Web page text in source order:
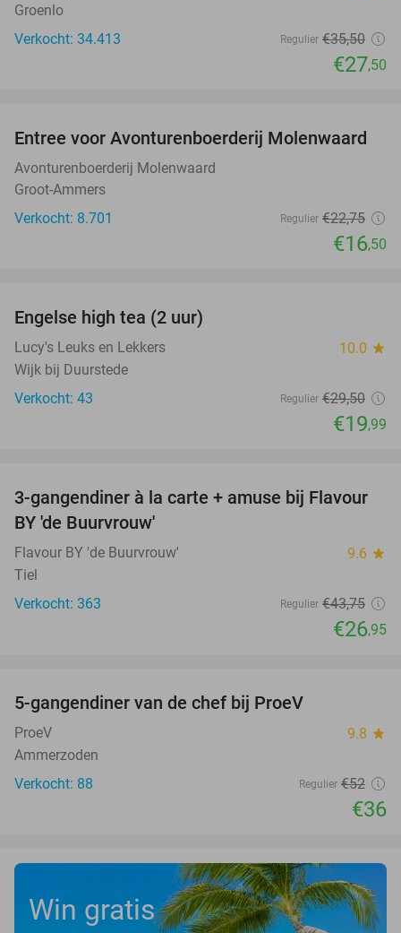
Groenlo
Verkocht: 34.413
Regulier €35,50
€27,50
27%
Entree voor Avonturenboerderij Molenwaard
Avonturenboerderij Molenwaard
Groot-Ammers
Verkocht: 8.701
Regulier €22,75
€16,50
Engelse high tea (2 uur)
Lucy's Leuks en Lekkers 10.0 star
Wijk bij Duurstede
Verkocht: 43
Regulier €29,50
€19,99
38%
3-gangendiner à la carte + amuse bij Flavour
BY 'de Buurvrouw'
Flavour BY 'de Buurvrouw' 9.6 star
Tiel
Verkocht: 363
Regulier €43,75
€26,95
5-gangendiner van de chef bij ProeV
ProeV 9.8 star
Ammerzoden
Verkocht: 88
Regulier €52
€36
Win gratis